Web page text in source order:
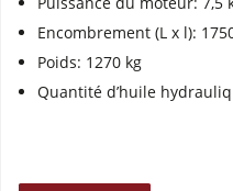
Gestion de projet
Encombrement (L x l):
Poids: 1270 kg
Quantité d’huile